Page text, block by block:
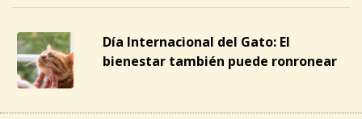
Día Internacional del Gato: El
bienestar también puede ronronear